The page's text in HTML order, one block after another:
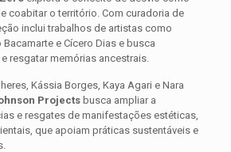
coabitar o território. Com curadoria de
inclui trabalhos de artistas como
e Cícero Dias e busca
resgatar memórias ancestrais.
Kássia Borges, Kaya Agari e Nara
Projectsbusca ampliar a
e resgates de manifestações estéticas,
que apoiam práticas sustentáveis e